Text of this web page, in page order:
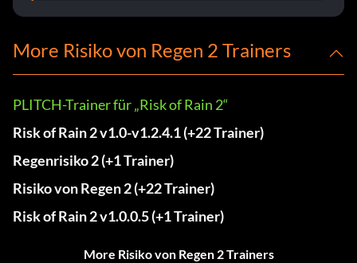
More Risiko von Regen 2 Trainers
PLITCH-Trainer für „Risk of Rain 2“
Risk of Rain 2 v1.0-v1.2.4.1 (+22 Trainer)
Regenrisiko 2 (+1 Trainer)
Risiko von Regen 2 (+22 Trainer)
Risk of Rain 2 v1.0.0.5 (+1 Trainer)
More Risiko von Regen 2 Trainers